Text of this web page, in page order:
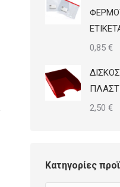
0,85 €
2,50 €
Κατηγορίες